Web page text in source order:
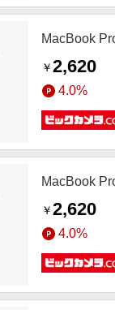
MacBook
￥2,620
4.0%
MacBook
￥2,620
4.0%